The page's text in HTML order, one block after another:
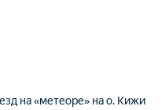
на «метеоре» на о. Кижи